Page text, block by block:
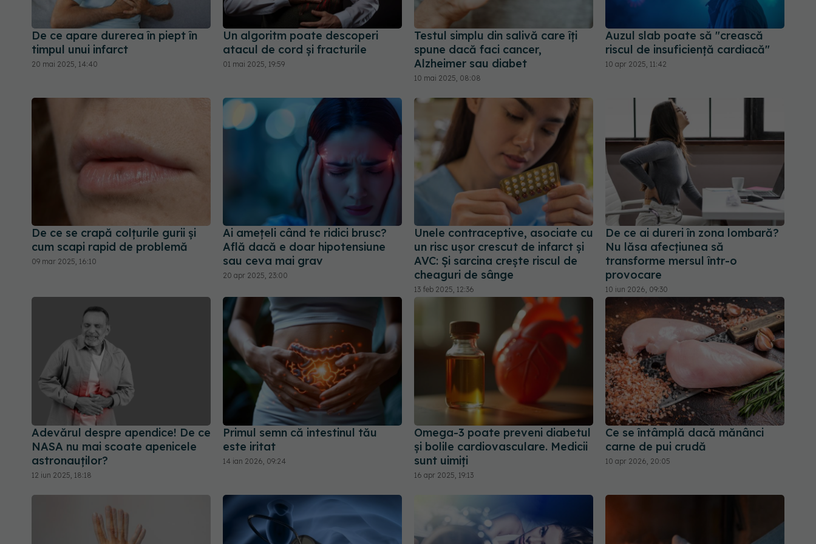
De ce apare durerea în piept în
timpul unui infarct
20 mai 2025, 14:40
Un algoritm poate descoperi
atacul de cord și fracturile
01 mai 2025, 19:59
Testul simplu din salivă care îți
spune dacă faci cancer,
Alzheimer sau diabet
10 mai 2025, 08:08
Auzul slab poate să "crească
riscul de insuficienţă cardiacă"
10 apr 2025, 11:42
De ce se crapă colțurile gurii și
cum scapi rapid de problemă
09 mar 2025, 16:10
Ai amețeli când te ridici brusc?
Află dacă e doar hipotensiune
sau ceva mai grav
20 apr 2025, 23:00
Unele contraceptive, asociate cu
un risc uşor crescut de infarct și
AVC: Și sarcina creşte riscul de
cheaguri de sânge
13 feb 2025, 12:36
De ce ai dureri în zona lombară?
Nu lăsa afecțiunea să
transforme mersul într-o
provocare
10 iun 2026, 09:30
Adevărul despre apendice! De ce
NASA nu mai scoate apenicele
astronauților?
12 iun 2025, 18:18
Primul semn că intestinul tău
este iritat
14 ian 2026, 09:24
Omega-3 poate preveni diabetul
și bolile cardiovasculare. Medicii
sunt uimiți
16 apr 2025, 19:13
Ce se întâmplă dacă mănânci
carne de pui crudă
10 apr 2026, 20:05